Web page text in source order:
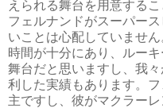
えられる舞台を用意する
フェルナンドがスーパー
いことは心配していませ
時間が十分にあり、ルー
舞台だと思いますし、我
利した実績もあります。
主ですし、彼がマクラー